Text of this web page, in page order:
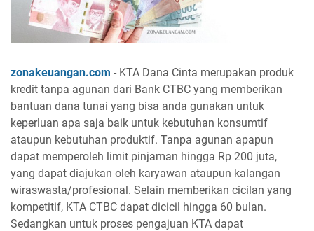
zonakeuangan.com - KTA Dana Cinta merupakan produk
kredit tanpa agunan dari Bank CTBC yang memberikan
bantuan dana tunai yang bisa anda gunakan untuk
keperluan apa saja baik untuk kebutuhan konsumtif
ataupun kebutuhan produktif. Tanpa agunan apapun
dapat memperoleh limit pinjaman hingga Rp 200 juta,
yang dapat diajukan oleh karyawan ataupun kalangan
wiraswasta/profesional. Selain memberikan cicilan yang
kompetitif, KTA CTBC dapat dicicil hingga 60 bulan.
Sedangkan untuk proses pengajuan KTA dapat